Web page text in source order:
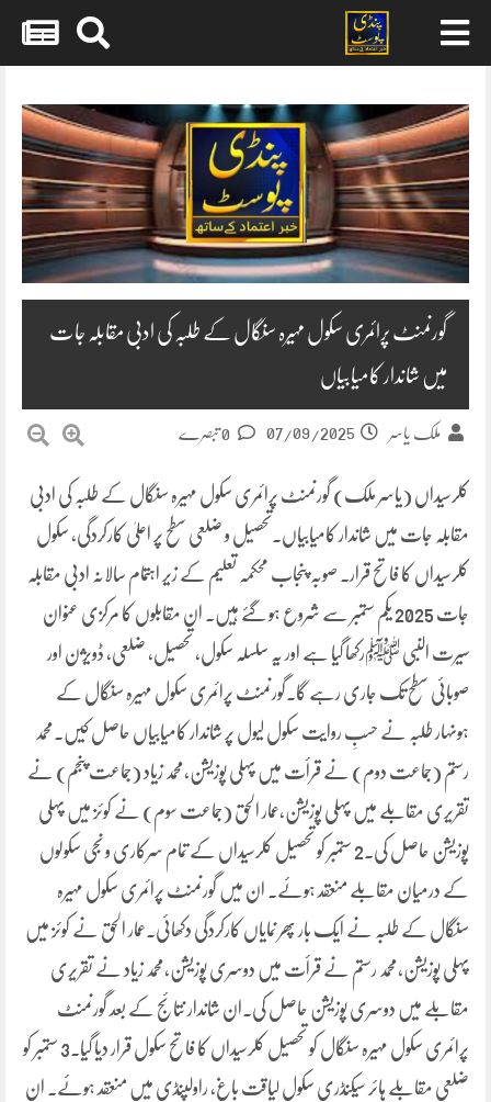
content
گورنمنٹ پرائمری سکول مہیرہ سنگال کے طلبہ کی ادبی مقابلہ جات
میں شاندار کامیابیاں
ملک یاسر 07/09/2025
کلرسیداں (یاسر ملک) گورنمنٹ پرائمری سکول مہیرہ سنگال کے طلبہ کی ادبی
مقابلہ جات میں شاندار کامیابیاں۔تحصیل و ضلعی سطح پر اعلیٰ کارکردگی، سکول
کلرسیداں کا فاتح قرار۔ صوبہ پنجاب محکمہ تعلیم کے زیر اہتمام سالانہ ادبی مقابلہ
جات 2025 یکم ستمبر سے شروع ہو گئے ہیں۔ ان مقابلوں کا مرکزی عنوان
سیرت النبی ﷺرکھا گیا ہے اور یہ سلسلہ سکول، تحصیل، ضلعی، ڈویژن اور
صوبائی سطح تک جاری رہے گا۔گورنمنٹ پرائمری سکول مہیرہ سنگال کے
ہونہار طلبہ نے حسبِ روایت سکول لیول پر شاندار کامیابیاں حاصل کیں۔محمد
رستم (جماعت دوم) نے قرأت میں پہلی پوزیشن،محمد زیاد (جماعت پنجم) نے
تقریری مقابلے میں پہلی پوزیشن،عمار الحق (جماعت سوم) نے کوئز میں پہلی
پوزیشن حاصل کی۔2 ستمبر کو تحصیل کلرسیداں کے تمام سرکاری و نجی سکولوں
کے درمیان مقابلے منعقد ہوئے۔ ان میں گورنمنٹ پرائمری سکول مہیرہ
سنگال کے طلبہ نے ایک بار پھر نمایاں کارکردگی دکھائی۔عمار الحق نے کوئز میں
پہلی پوزیشن،محمد رستم نے قرأت میں دوسری پوزیشن،محمد زیاد نے تقریری
مقابلے میں دوسری پوزیشن حاصل کی۔ان شاندار نتائج کے بعد گورنمنٹ
پرائمری سکول مہیرہ سنگال کو تحصیل کلرسیداں کا فاتح سکول قرار دیا گیا۔3 ستمبر کو
ضلعی مقابلے ہائر سیکنڈری سکول لیاقت باغ، راولپنڈی میں منعقد ہوئے۔ ان